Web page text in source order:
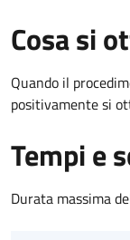
Cosa si
Quando il
positivamente si
Tempi e
Durata massima